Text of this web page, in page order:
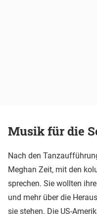
Musik für die
Nach den
Meghan Zeit, mit den
sprechen. Sie wollten
und mehr über die
sie stehen. Die US-